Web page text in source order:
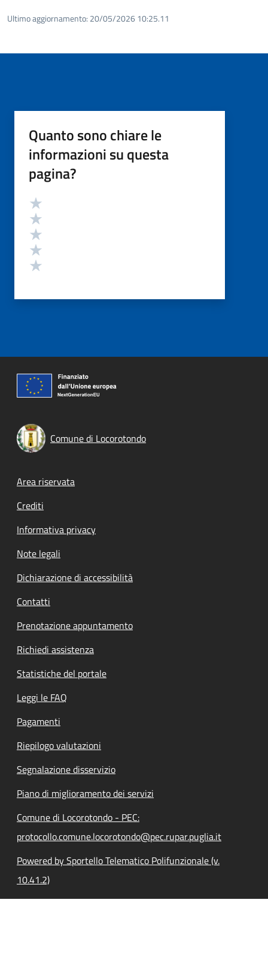
Ultimo aggiornamento: 20/05/2026 10:25.11
Quanto sono chiare le
informazioni su questa
pagina?
Valutazione
Comune di Locorotondo
Footer menu
Area riservata
Crediti
Informativa privacy
Note legali
Dichiarazione di accessibilità
Contatti
Prenotazione appuntamento
Richiedi assistenza
Statistiche del portale
Leggi le FAQ
Pagamenti
Riepilogo valutazioni
Segnalazione disservizio
Piano di miglioramento dei servizi
Comune di Locorotondo - PEC:
protocollo.comune.locorotondo@pec.rupar.puglia.it
Powered by Sportello Telematico Polifunzionale (v.
10.41.2)